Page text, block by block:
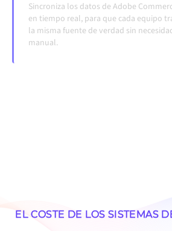
Sincroniza los datos de Adobe
en tiempo real, para que cada equipo
la misma fuente de verdad sin
manual.
EL COSTE DE LOS SISTEMAS